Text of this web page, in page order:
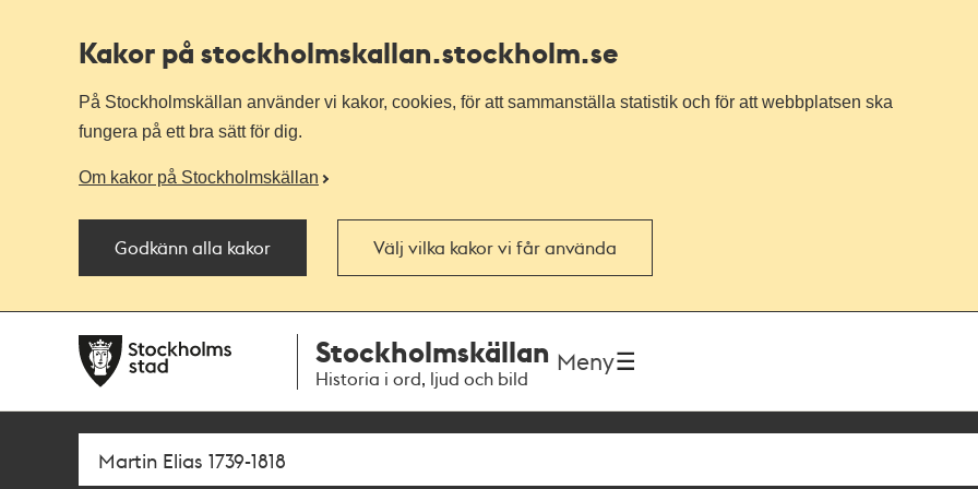
Kakor på stockholmskallan.stockholm.se
På Stockholmskällan använder vi kakor, cookies, för att sammanställa statistik och för att webbplatsen ska
fungera på ett bra sätt för dig.
Om kakor på Stockholmskällan
Godkänn alla kakor Välj vilka kakor vi får använda
navigationen
huvudinnehållet
Stockholmskällan
Historia i ord, ljud och bild
Meny
Sök